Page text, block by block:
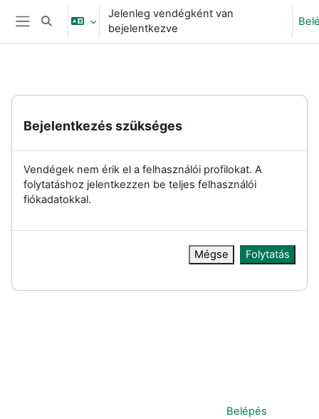
Tovább a fő tartalomhoz
Oldalpanel
Keresési bemeneti adatok váltása
Jelenleg vendégként van
bejelentkezve
Bejelentkezés szükséges
Vendégek nem érik el a felhasználói profilokat. A
folytatáshoz jelentkezzen be teljes felhasználói
fiókadatokkal.
Mégse Folytatás
Belépés